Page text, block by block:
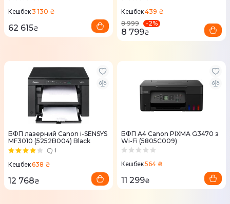
Кешбек3 130 ₴
62 615₴
Кешбек439 ₴
8 999
-2%
8 799₴
БФП лазерний Canon i-SENSYS
MF3010 (5252B004) Black
1
Кешбек638 ₴
12 768₴
БФП А4 Canon PIXMA G3470 з
Wi-Fi (5805C009)
Кешбек564 ₴
11 299₴